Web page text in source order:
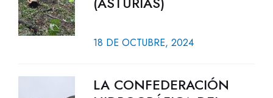
18 DE OCTUBRE, 2024
LA CONFEDERACIÓN